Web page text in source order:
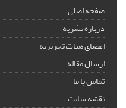
صفحه اصلی
درباره نشریه
اعضای هیات تحریریه
ارسال مقاله
تماس با ما
نقشه سایت